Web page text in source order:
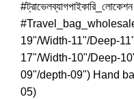
19"/Width-11"/Deep-
17"/Width-10"/Deep-
09"/depth-09") Hand
05)